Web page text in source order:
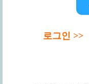
로그인 >>